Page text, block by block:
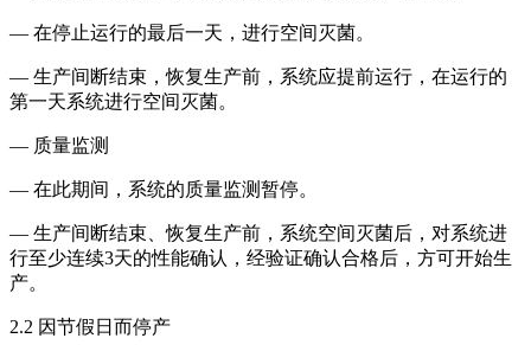
— 在停止运行的最后一天，进行空间灭菌。
— 生产间断结束，恢复生产前，系统应提前运行，在运行的
第一天系统进行空间灭菌。
— 质量监测
— 在此期间，系统的质量监测暂停。
— 生产间断结束、恢复生产前，系统空间灭菌后，对系统进
行至少连续3天的性能确认，经验证确认合格后，方可开始生
产。
2.2 因节假日而停产